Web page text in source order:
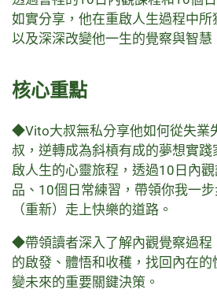
如實分享，他在重啟人生過程中所
以及深深改變他一生的覺察與智慧
核心重點
◆Vito大叔無私分享他如何從失業
叔，逆轉成為斜槓有成的夢想實
啟人生的心靈旅程，透過10日內
品、10個日常練習，帶領你我一
（重新）走上快樂的道路。
◆帶領讀者深入了解內觀覺察過程
的啟發、體悟和收穫，找回內在
變未來的重要關鍵決策。